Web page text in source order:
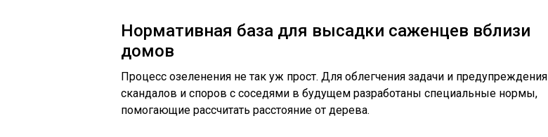
Нормативная база для высадки саженцев вблизи
домов
Процесс озеленения не так уж прост. Для облегчения задачи и предупреждения
скандалов и споров с соседями в будущем разработаны специальные нормы,
помогающие рассчитать расстояние от дерева.